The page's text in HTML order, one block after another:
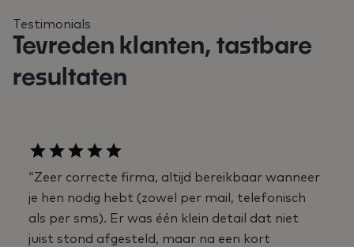
Testimonials
Tevreden klanten, tastbare
resultaten
“Zeer correcte firma, altijd bereikbaar wanneer
je hen nodig hebt (zowel per mail, telefonisch
als per sms). Er was één klein detail dat niet
juist stond afgesteld, maar na een kort